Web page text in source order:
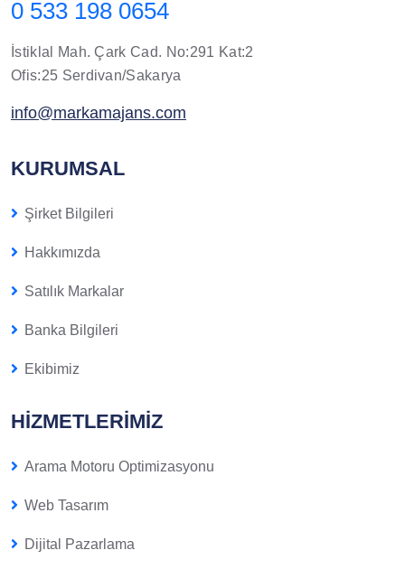
0 533 198 0654
İstiklal Mah. Çark Cad. No:291 Kat:2
Ofis:25 Serdivan/Sakarya
info@markamajans.com
KURUMSAL
Şirket Bilgileri
Hakkımızda
Satılık Markalar
Banka Bilgileri
Ekibimiz
HIZMETLERIMIZ
Arama Motoru Optimizasyonu
Web Tasarım
Dijital Pazarlama